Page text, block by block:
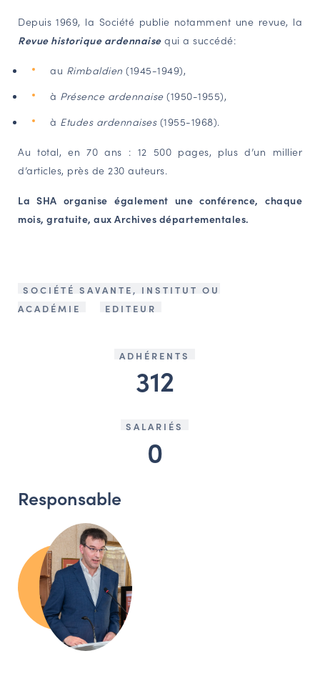
Depuis 1969, la Société publie notamment une revue, la
Revue historique ardennaise qui a succédé:
au Rimbaldien (1945-1949),
à Présence ardennaise(1950-1955),
à Etudes ardennaises(1955-1968).
Au total, en 70 ans : 12 500 pages, plus d’un millier
d’articles, près de 230 auteurs.
La SHA organise également une conférence, chaque
mois, gratuite, aux Archives départementales.
SOCIÉTÉ SAVANTE, INSTITUT OU
ACADÉMIE
EDITEUR
ADHÉRENTS
312
SALARIÉS
0
Responsable